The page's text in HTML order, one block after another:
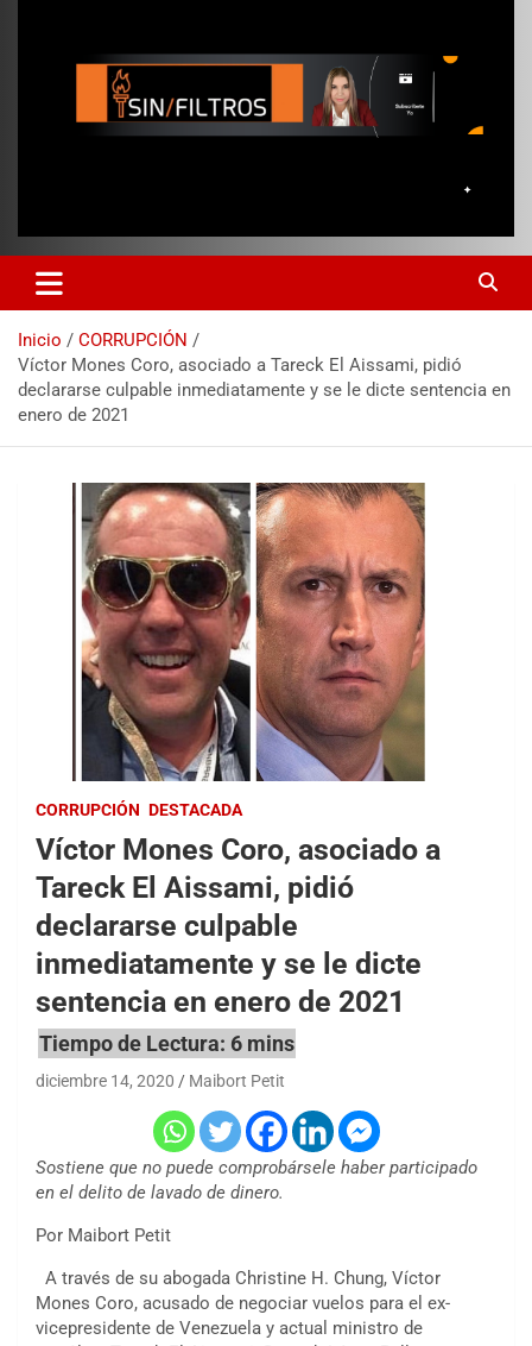
Inicio
CORRUPCIÓN
Víctor Mones Coro, asociado a Tareck El Aissami, pidió
declararse culpable inmediatamente y se le dicte sentencia en
enero de 2021
CORRUPCIÓN DESTACADA
Víctor Mones Coro, asociado a
Tareck El Aissami, pidió
declararse culpable
inmediatamente y se le dicte
sentencia en enero de 2021
diciembre 14, 2020 Maibort Petit
Sostiene que no puede comprobársele haber participado
en el delito de lavado de dinero.
Por Maibort Petit
A través de su abogada Christine H. Chung, Víctor
Mones Coro, acusado de negociar vuelos para el ex-
vicepresidente de Venezuela y actual ministro de